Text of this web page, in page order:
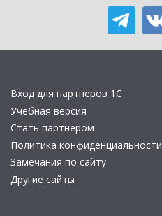
Вход для партнеров 1С
Учебная версия
Стать партнером
Политика конфиденциальности
Замечания по сайту
Другие сайты